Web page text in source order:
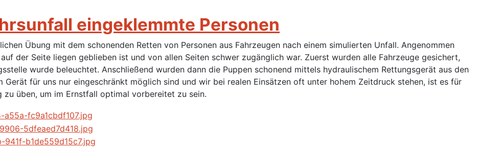
eingeklemmte Personen
Übung mit dem schonenden Retten von Personen aus Fahrzeugen nach einem simulierten Unfall. Angenommen
der Seite liegen geblieben ist und von allen Seiten schwer zugänglich war. Zuerst wurden alle Fahrzeuge gesichert,
wurde beleuchtet. Anschließend wurden dann die Puppen schonend mittels hydraulischem Rettungsgerät aus den
Gerät für uns nur eingeschränkt möglich sind und wir bei realen Einsätzen oft unter hohem Zeitdruck stehen, ist es für
üben, um im Ernstfall optimal vorbereitet zu sein.